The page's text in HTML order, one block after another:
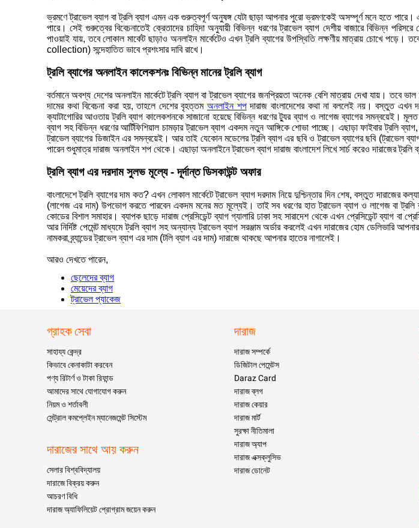
ভ্রমণে ট্রাভেল ব্যাগ বা ট্রলি ব্যাগ এমন এক গুরুত্বপূর্ণ অনুষঙ্গ যেটা ছাড়া আপনার পুরো ভ্রমণকেই অসম্পূর্ণ মনে হতে
পারে। সেই গুরুত্বের বিবেচনাতেই ক্রেতাদের চাহিদা অনুযায়ী বিভিন্ন ধরণের ট্রাভেল ব্যাগ দেশীয় বাজারে বিভিন্ন
পাওয়াই যায়, তবে লোকাল মার্কেট ছাড়াও অনলাইন মার্কেটেও এখন ট্রলি ব্যাগের উপস্থিতি লক্ষণীয় মাত্রায় চোখে
collection) সন্দেহাতিত ভাবে প্রশংসার দাবি রাখে।
ট্রলি ব্যাগের অনলাইন কালেকশনঃ বিভিন্ন মানের ট্রলি ব্যাগ
বর্তমানে অবশ্য দেশের অনলাইন মার্কেটে ট্রলি ব্যাগ বা ট্রাভেল ব্যাগের জনপ্রিয়তা অনেক বেশি মাত্রায় দেখা যায়।
দামের কথা বিবেচনা করা হয়, তাহলে দেশের বৃহত্তমঅনলাইন শপদারাজ বাংলাদেশের কথা না বললেই নয়। বস্তুত এখন
ক্যাটাগোরির আওতায় ট্রলি ব্যাগ কালেকশনকে সাজানো হয়েছে বিভিন্ন ধরণের ট্যুর ব্যাগ ও লাগেজ ব্যাগের সমন্বয়েই।
ব্যাগ সহ বিভিন্ন ধরণের আর্টিফিশিয়াল চামড়ার ট্রাভেল ব্যাগ একদম নতুন আঙ্গিকে শোভা পাচ্ছে। এছাড়া ফাইবার ট্রলি
ট্রাভেল ব্যাগের ডিজাইন এর সমন্বয়েই। আর তাই যেকোন মডেলের ট্রলি ব্যাগ এর ছবি ও ট্রাভেল ব্যাগের ছবি (ট্রাভেল
পারেন শুধুমাত্র দারাজ অনলাইন শপ থেকে। এছাড়া অনলাইনে ট্রাভেল ব্যাগ দারাজ বাংলাদেশ লিখে সার্চ করেও দারাজের
ট্রলি ব্যাগ এর দরদাম সুলভ মূল্যে - দূর্দান্ত ডিসকাউন্ট অফার
বাংলাদেশে ট্রলি ব্যাগের দাম কত? এখন লোকাল মার্কেটে ট্রাভেল ব্যাগ দরদাম নিয়ে দুশ্চিন্তার দিন শেষ, বস্তুত দারাজের
(লাগেজ এর দাম) উপভোগ করতে পারবেন একদম মনের মত মূল্যেই। তাই সব ধরণের হাত ট্রাভেল ব্যাগ ও লাগেজ বা ট্রলি
কোডের বিশাল সমাহার। ব্যাপক ছাড়ে দারাজ প্রেসিডেন্ট ব্যাগ গ্যালারি ঢাকা সহ সারাদেশ থেকে এখন প্রেসিডেন্ট ব্যাগ বা
আর নির্দিষ্ট পেমেন্ট মাধ্যমে ট্রলি ব্যাগ সহ অন্যান্য ট্রাভেল ব্যাগ সরঞ্জাম অর্ডার করলেই এখন দারাজের হোম
নামকরা ব্র্যান্ডের ট্রাভেল ব্যাগ এর দাম (টলি ব্যাগ এর দাম) দারাজে থাকছে আপনার হাতের নাগালেই।
আরও দেখতে পারেন,
ছেলেদের ব্যাগ
মেয়েদের ব্যাগ
ট্রাভেল প্যাকেজ
গ্রাহক সেবা
সাহায্য কেন্দ্র
কিভাবে কেনাকাটা করবেন
পণ্য রিটার্ণ ও টাকা রিফান্ড
আমাদের সাথে যোগাযোগ করুন
নিয়ম ও শর্তাবলী
সেন্ট্রাল কমপ্লেইন ম্যানেজমেন্ট সিস্টেম
দারাজের সাথে আয় করুন
সেলার বিশ্ববিদ্যালয়
দারাজে বিক্রয় করুন
আচরণ বিধি
দারাজ অ্যাফিলিয়েট প্রোগ্রাম জয়েন করুন
দারাজ
দারাজ সম্পর্কে
ডিজিটাল পেমেন্টস
Daraz Card
দারাজ ব্লগ
দারাজ কেয়ার
দারাজ মার্ট
সুরক্ষা নীতিমালা
দারাজ অ্যাপ
দারাজ এক্সক্লুসিভ
দারাজ ডোনেট